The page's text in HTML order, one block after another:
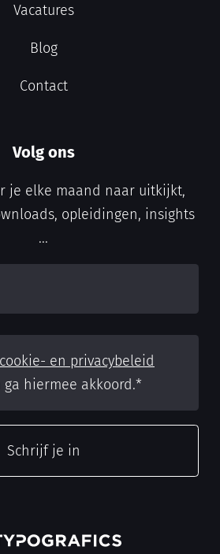
Vacatures
Blog
Contact
Volg ons
je elke maand naar uitkijkt,
opleidingen, insights
...
cookie- en privacybeleid
ga hiermee akkoord.*